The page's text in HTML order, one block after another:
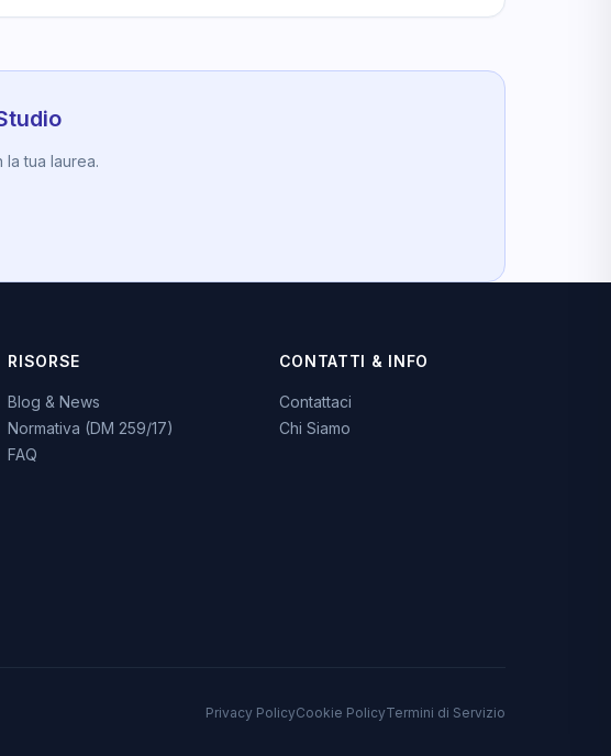
tua laurea.
RISORSE
Blog & News
Normativa (DM 259/17)
FAQ
CONTATTI & INFO
Contattaci
Chi Siamo
Privacy PolicyCookie PolicyTermini di Servizio